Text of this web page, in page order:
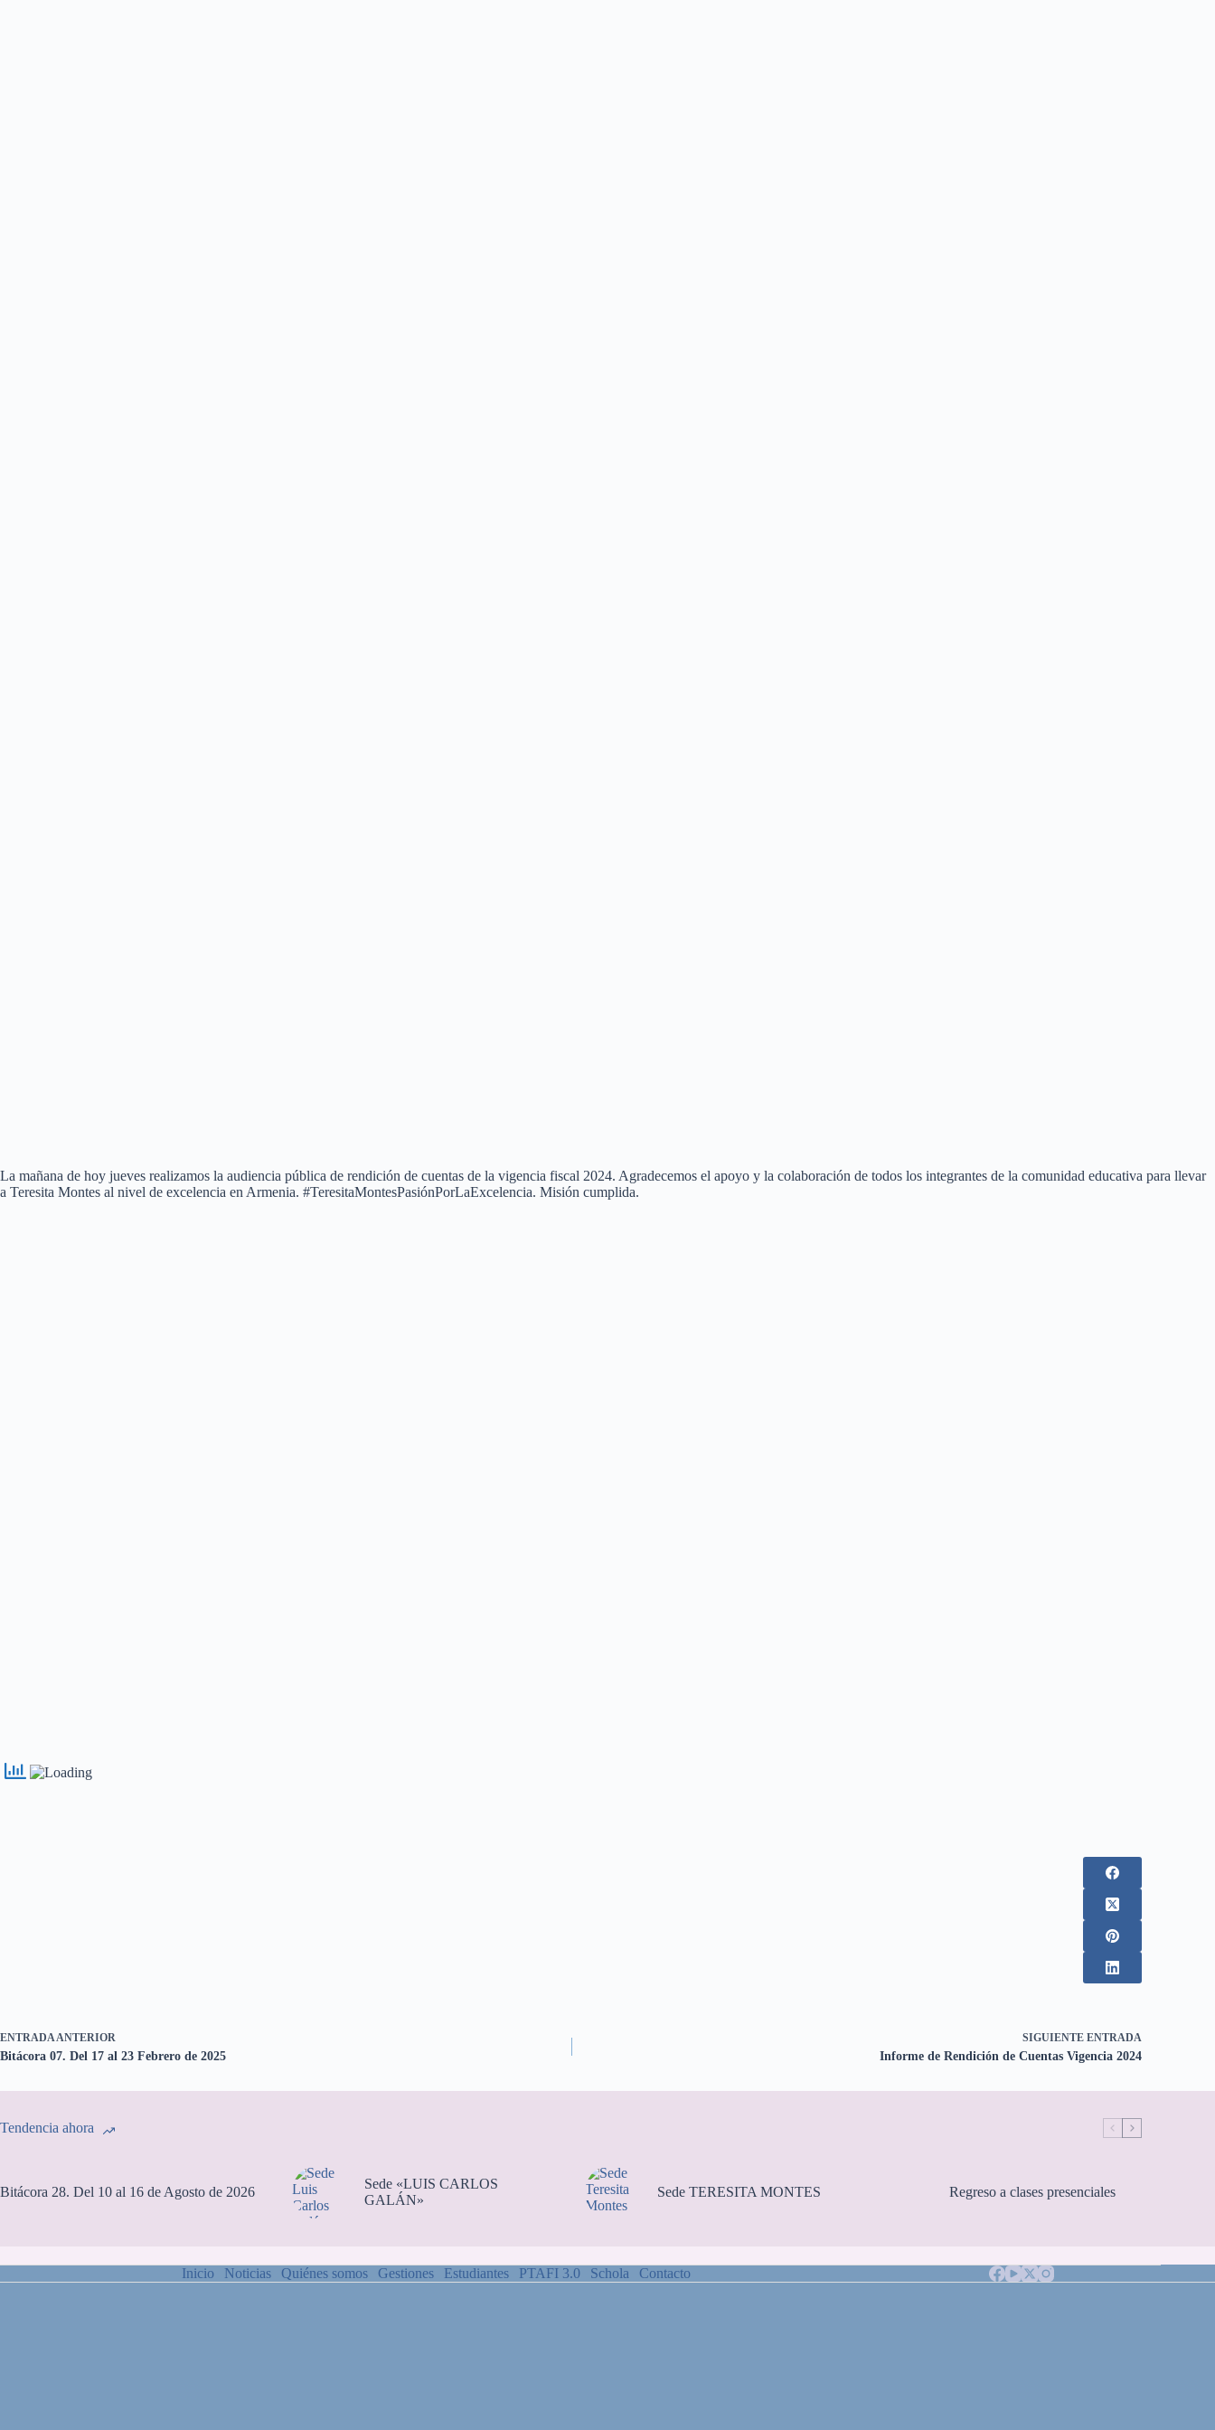
La mañana de hoy jueves realizamos la audiencia pública de rendición de cuentas de la vigencia fiscal 2024. Agradecemos el apoyo y la colaboración de todos los integrantes de la comunidad educativa para llevar
a Teresita Montes al nivel de excelencia en Armenia. #TeresitaMontesPasiónPorLaExcelencia. Misión cumplida.
ENTRADAANTERIOR
Bitácora 07. Del 17 al 23 Febrero de 2025
SIGUIENTEENTRADA
Informe de Rendición de Cuentas Vigencia 2024
Tendencia ahora
Bitácora 28. Del 10 al 16 de Agosto de 2026
Sede «LUIS CARLOS
GALÁN»
Sede TERESITA MONTES Regreso a clases presenciales
Inicio Noticias Quiénes somos Gestiones Estudiantes PTAFI 3.0 Schola Contacto